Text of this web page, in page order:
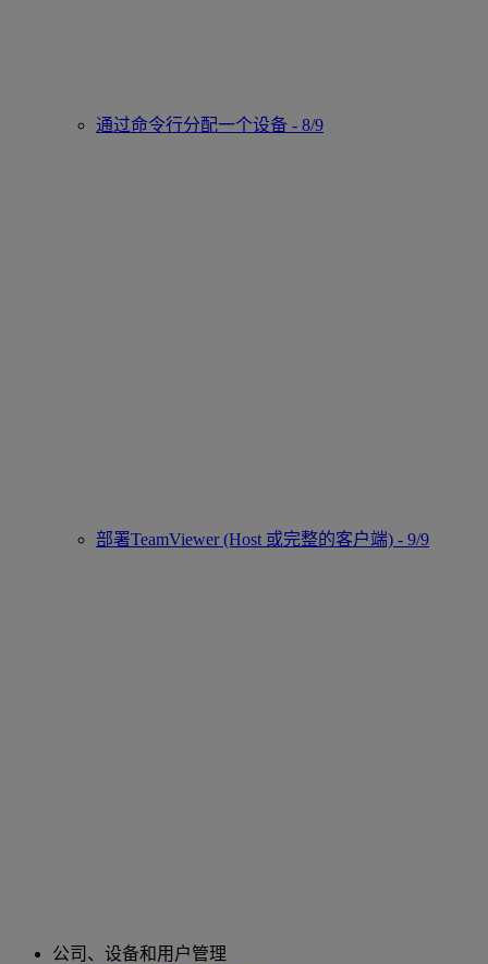
通过命令行分配一个设备 - 8/9
部署TeamViewer (Host 或完整的客户端) - 9/9
公司、设备和用户管理